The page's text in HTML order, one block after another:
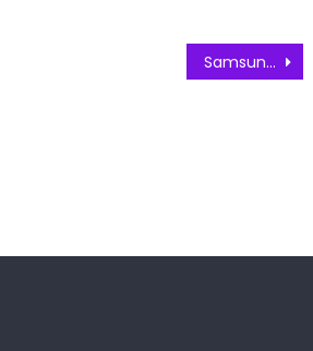
Samsung Perbaharui Android 10 pada Galaxy S20